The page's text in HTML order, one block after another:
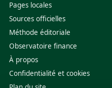
Pages locales
Sources officielles
Méthode éditoriale
Observatoire finance
À propos
Confidentialité et cookies